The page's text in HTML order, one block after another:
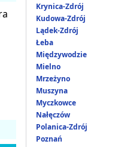
Krynica-Zdrój
Kudowa-Zdrój
Lądek-Zdrój
Łeba
Międzywodzie
Mielno
Mrzeżyno
Muszyna
Myczkowce
Nałęczów
Polanica-Zdrój
Poznań